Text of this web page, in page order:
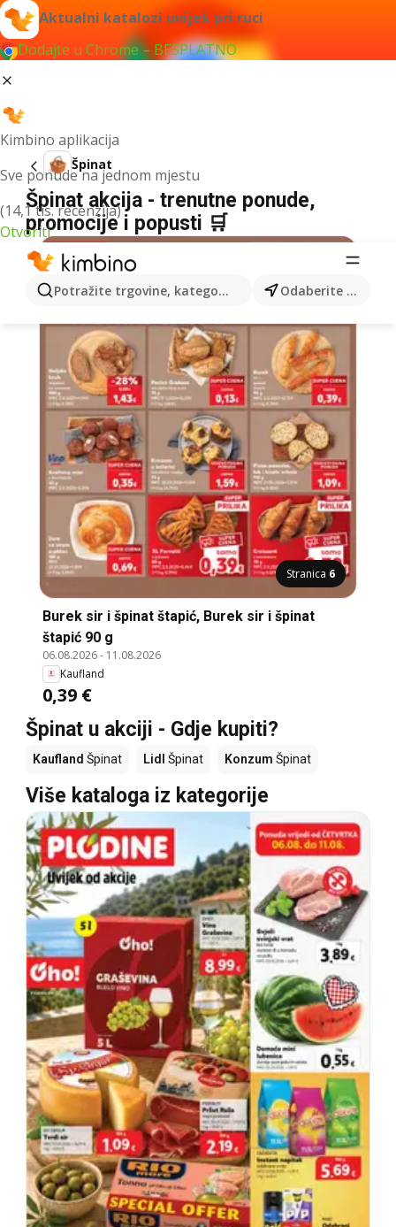
Aktualni katalozi uvijek pri ruci
Dodajte u Chrome – BESPLATNO
Kimbino aplikacija
Sve ponude na jednom mjestu
(14,1 tis. recenzija)
Otvoriti
Potražite trgovine, kategorije, proizvode... Odaberite grad
Špinat
Špinat akcija - trenutne ponude,
promocije i popusti 🛒
Stranica 6
Burek sir i špinat štapić, Burek sir i špinat
štapić 90 g
06.08.2026- 11.08.2026
Kaufland
0,39 €
Špinat u akciji - Gdje kupiti?
Kaufland Špinat Lidl Špinat Konzum Špinat
Više kataloga iz kategorije